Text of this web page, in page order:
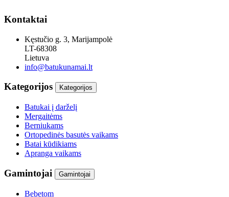
Kontaktai
Kęstučio g. 3, Marijampolė
LT-68308
Lietuva
info@batukunamai.lt
Kategorijos Kategorijos
Batukai į darželį
Mergaitėms
Berniukams
Ortopedinės basutės vaikams
Batai kūdikiams
Apranga vaikams
Gamintojai Gamintojai
Bebetom